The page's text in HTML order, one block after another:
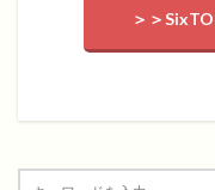
＞＞